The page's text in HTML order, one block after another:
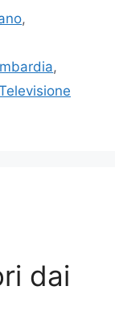
,
,
dai